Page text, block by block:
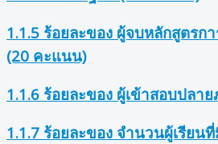
1.1.5 ร้อยละของ ผู้จบหลักสูตร
(20 คะแนน)
1.1.6 ร้อยละของ ผู้เข้าสอบปลา
1.1.7 ร้อยละของ จำนวนผู้เรียน